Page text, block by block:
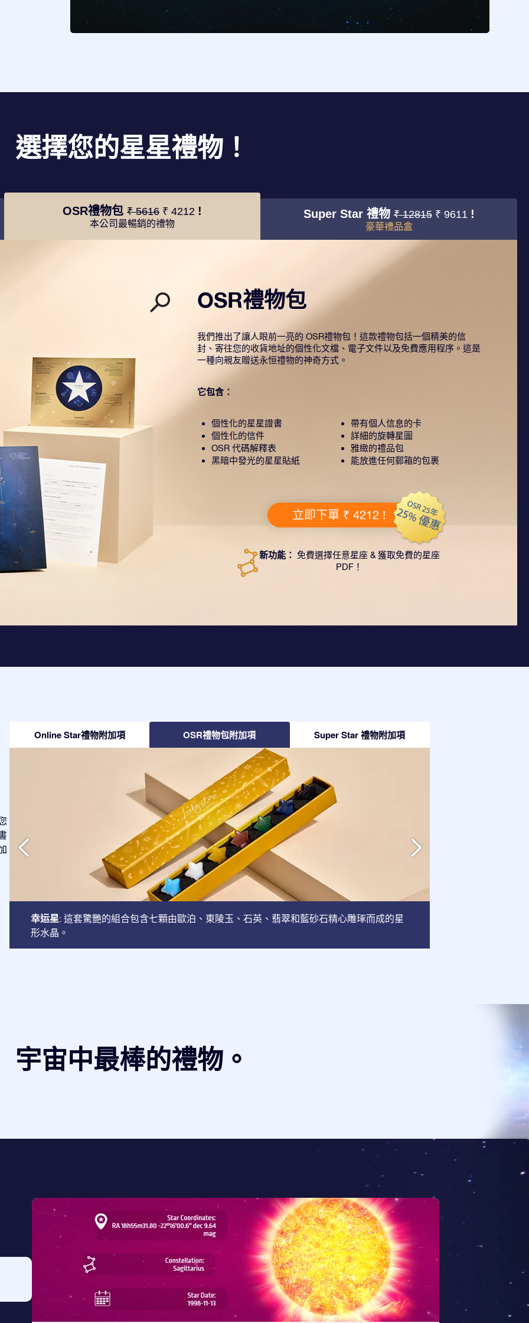
選擇您的星星禮物！
OSR禮物包 ₹ 5616 ₹ 4212 !
本公司最暢銷的禮物
Super Star 禮物₹ 12815 ₹ 9611 !
豪華禮品盒
OSR禮物包
我們推出了讓人眼前一亮的 OSR禮物包！這款禮物包括一個精美的信
封、寄往您的收貨地址的個性化文檔、電子文件以及免費應用程序。這是
一種向親友贈送永恒禮物的神奇方式。
它包含：
個性化的星星證書
個性化的信件
OSR 代碼解釋表
黑暗中發光的星星貼紙
帶有個人信息的卡
詳細的旋轉星圖
雅緻的禮品包
能放進任何郵箱的包裹
立即下單 ₹ 4212 !
新功能： 免費選擇任意星座 & 獲取免費的星座
PDF！
Online Star禮物附加項 OSR禮物包附加項 Super Star 禮物附加項
幸运星: 這套驚艷的組合包含七顆由歐泊、東陵玉、石英、翡翠和藍砂石精心雕琢而成的星
形水晶。
宇宙中最棒的禮物。